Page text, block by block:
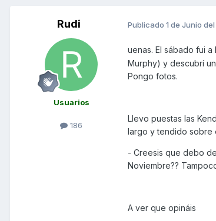
Rudi
Usuarios
186
Publicado 1 de Junio
uenas. El sábado fui
Murphy) y descubrí
Pongo fotos.
Llevo puestas las
largo y tendido sobre
- Creesis que debo
Noviembre??
A ver que opináis